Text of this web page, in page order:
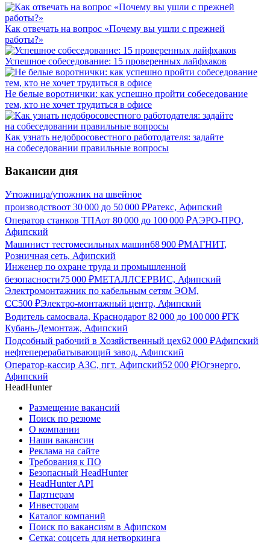
Как отвечать на вопрос «Почему вы ушли с прежней
работы?»
Успешное собеседование: 15 проверенных лайфхаков
Не белые воротнички: как успешно пройти собеседование
тем, кто не хочет трудиться в офисе
Как узнать недобросовестного работодателя: задайте
на собеседовании правильные вопросы
Вакансии дня
Утюжница/утюжник на швейное
производствоот 30 000 до 50 000 ₽Ратекс, Афипский
Оператор станков ТПАот 80 000 до 100 000 ₽АЭРО-ПРО,
Афипский
Машинист тестомесильных машин68 900 ₽МАГНИТ,
Розничная сеть, Афипский
Инженер по охране труда и промышленной
безопасности75 000 ₽МЕТАЛЛСЕРВИС, Афипский
Электромонтажник по кабельным сетям ЭОМ,
СС500 ₽Электро-монтажный центр, Афипский
Водитель самосвала, Краснодарот 82 000 до 100 000 ₽ГК
Кубань-Демонтаж, Афипский
Подсобный рабочий в Хозяйственный цех62 000 ₽Афипский
нефтеперерабатывающий завод, Афипский
Оператор-кассир АЗС, пгт. Афипский52 000 ₽Югэнерго,
Афипский
HeadHunter
Размещение вакансий
Поиск по резюме
О компании
Наши вакансии
Реклама на сайте
Требования к ПО
Безопасный HeadHunter
HeadHunter API
Партнерам
Инвесторам
Каталог компаний
Поиск по вакансиям в Афипском
Сетка: соцсеть для нетворкинга